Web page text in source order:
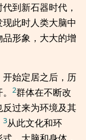
到新石器时代，
此时人类大脑中
形象，大大的增
始定居之后，历
2群体在不断改
过来为环境及其
3从此文化和环